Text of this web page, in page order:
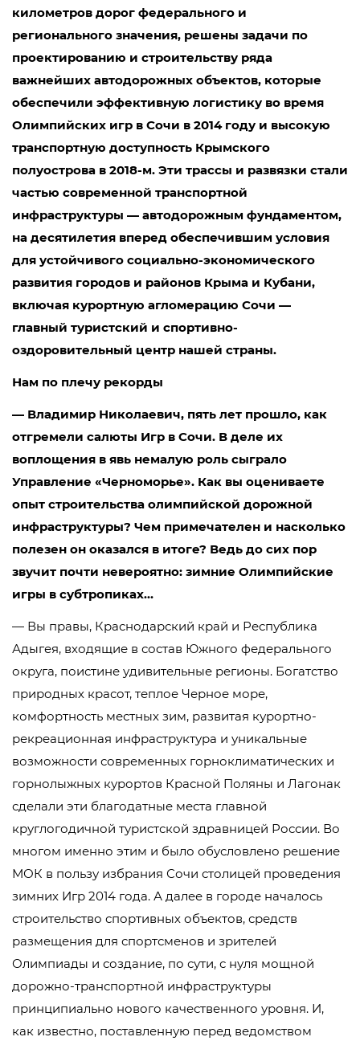
километров дорог федерального и
регионального значения, решены задачи по
проектированию и строительству ряда
важнейших автодорожных объектов, которые
обеспечили эффективную логистику во время
Олимпийских игр в Сочи в 2014 году и высокую
транспортную доступность Крымского
полуострова в 2018-м. Эти трассы и развязки стали
частью современной транспортной
инфраструктуры — автодорожным фундаментом,
на десятилетия вперед обеспечившим условия
для устойчивого социально-экономического
развития городов и районов Крыма и Кубани,
включая курортную агломерацию Сочи —
главный туристский и спортивно-
оздоровительный центр нашей страны.
Нам по плечу рекорды
— Владимир Николаевич, пять лет прошло, как
отгремели салюты Игр в Сочи. В деле их
воплощения в явь немалую роль сыграло
Управление «Черноморье». Как вы оцениваете
опыт строительства олимпийской дорожной
инфраструктуры? Чем примечателен и насколько
полезен он оказался в итоге? Ведь до сих пор
звучит почти невероятно: зимние Олимпийские
игры в субтропиках…
— Вы правы, Краснодарский край и Республика
Адыгея, входящие в состав Южного федерального
округа, поистине удивительные регионы. Богатство
природных красот, теплое Черное море,
комфортность местных зим, развитая курортно-
рекреационная инфраструктура и уникальные
возможности современных горноклиматических и
горнолыжных курортов Красной Поляны и Лагонак
сделали эти благодатные места главной
круглогодичной туристской здравницей России. Во
многом именно этим и было обусловлено решение
МОК в пользу избрания Сочи столицей проведения
зимних Игр 2014 года. А далее в городе началось
строительство спортивных объектов, средств
размещения для спортсменов и зрителей
Олимпиады и создание, по сути, с нуля мощной
дорожно-транспортной инфраструктуры
принципиально нового качественного уровня. И,
как известно, поставленную перед ведомством